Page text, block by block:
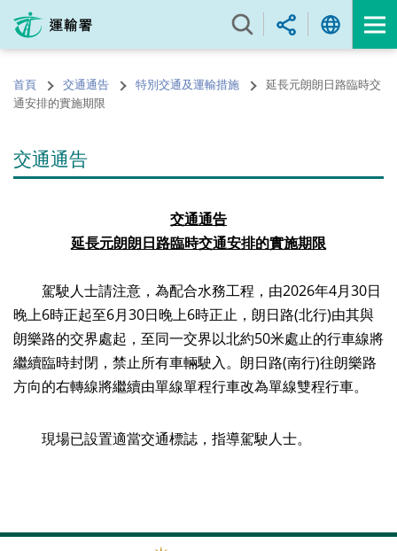
內
的
開
首頁 交通通告 特別交通及運輸措施
延長元朗朗日路臨時交
通安排的實施期限
交通通告
交通通告
延長元朗朗日路臨時交通安排的實施期限
駕駛人士請注意，為配合水務工程，由2026年4月30日
晚上6時正起至6月30日晚上6時正止，朗日路(北行)由其與
朗樂路的交界處起，至同一交界以北約50米處止的行車線將
繼續臨時封閉，禁止所有車輛駛入。朗日路(南行)往朗樂路
方向的右轉線將繼續由單線單程行車改為單線雙程行車。
現場已設置適當交通標誌，指導駕駛人士。